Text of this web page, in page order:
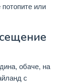
или
обаче, на
с